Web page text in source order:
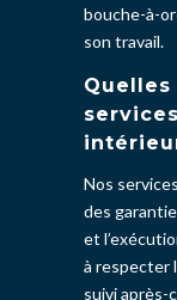
bouche-à-
son travail.
Nos
des
et
à respecter
suivi après-